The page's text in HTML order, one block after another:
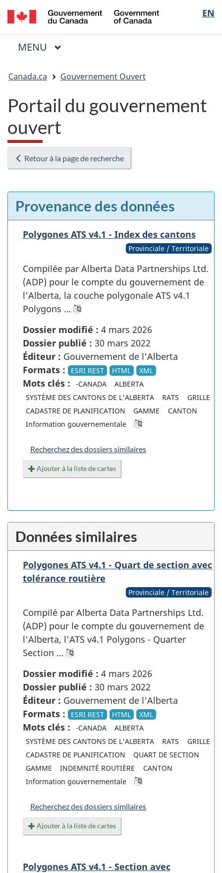
Passer
au
contenu
Passer
à
« Au
Passer
à
la
EN
of
Menu
MENU PRINCIPAL
êtes
ici
Canada.ca Gouvernement Ouvert
Portail du gouvernement
ouvert
Retour à la page de recherche
Provenance des données
Polygones ATS v4.1 - Index des cantons
Provinciale / Territoriale
Compilée par Alberta Data Partnerships Ltd.
(ADP) pour le compte du gouvernement de
l'Alberta, la couche polygonale ATS v4.1
Polygons …
Dossier modifié : 4 mars 2026
Dossier publié : 30 mars 2022
Éditeur : Gouvernement de l'Alberta
Formats :
ESRI REST HTML XML
Mots clés : -CANADA
ALBERTA
SYSTÈME DES CANTONS DE L'ALBERTA
RATS
GRILLE
CADASTRE DE PLANIFICATION
GAMME
CANTON
Information gouvernementale
Recherchez des dossiers similaires
Ajouter à la liste de cartes
Données similaires
Polygones ATS v4.1 - Quart de section avec
tolérance routière
Provinciale / Territoriale
Compilé par Alberta Data Partnerships Ltd.
(ADP) pour le compte du gouvernement de
l'Alberta, l'ATS v4.1 Polygons - Quarter
Section …
Dossier modifié : 4 mars 2026
Dossier publié : 30 mars 2022
Éditeur : Gouvernement de l'Alberta
Formats :
ESRI REST HTML XML
Mots clés : -CANADA
ALBERTA
SYSTÈME DES CANTONS DE L'ALBERTA
RATS
GRILLE
CADASTRE DE PLANIFICATION
QUART DE SECTION
GAMME
INDEMNITÉ ROUTIÈRE
CANTON
Information gouvernementale
Recherchez des dossiers similaires
Ajouter à la liste de cartes
Polygones ATS v4.1 - Section avec